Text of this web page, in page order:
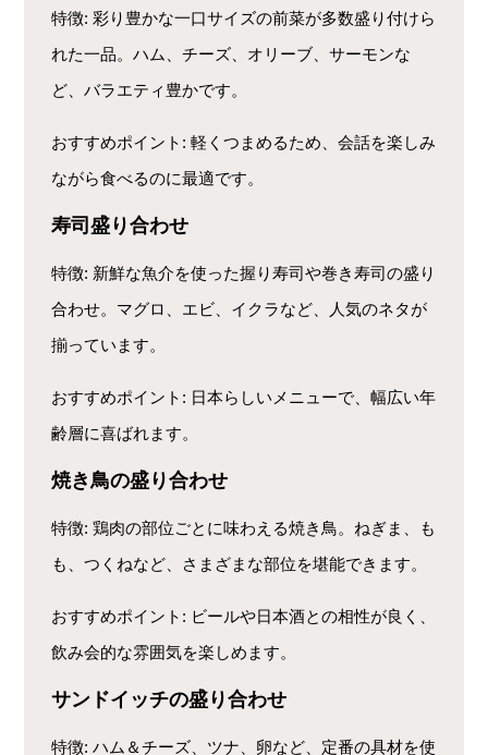
特徴: 彩り豊かな一口サイズの前菜が多数盛り付けら
れた一品。ハム、チーズ、オリーブ、サーモンな
ど、バラエティ豊かです。
おすすめポイント : 軽くつまめるため、会話を楽しみ
ながら食べるのに最適です。
寿司盛り合わせ
特徴: 新鮮な魚介を使った握り寿司や巻き寿司の盛り
合わせ。マグロ、エビ、イクラなど、人気のネタが
揃っています。
おすすめポイント : 日本らしいメニューで、幅広い年
齢層に喜ばれます。
焼き鳥の盛り合わせ
特徴: 鶏肉の部位ごとに味わえる焼き鳥。ねぎま、も
も、つくねなど、さまざまな部位を堪能できます。
おすすめポイント : ビールや日本酒との相性が良く、
飲み会的な雰囲気を楽しめます。
サンドイッチの盛り合わせ
特徴: ハム＆チーズ、ツナ、卵など、定番の具材を使